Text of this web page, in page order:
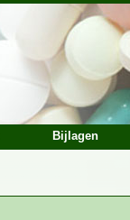
Bijlagen